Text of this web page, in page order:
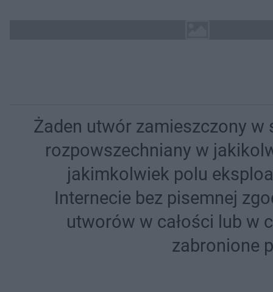
Żaden utwór zamieszczony
rozpowszechniany w
jakimkolwiek polu
Internecie bez pisemnej
utworów w całości lub w
zabronione